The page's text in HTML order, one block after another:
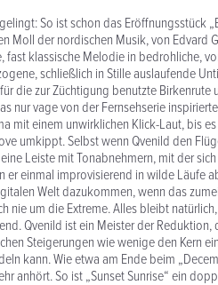
So ist schon das Eröffnungsstück
Moll der nordischen Musik, von Edvard
fast klassische Melodie in bedrohliche,
schließlich in Stille auslaufende
die zur Züchtigung benutzte Birkenrute
nur vage von der Fernsehserie
mit einem unwirklichen Klick-Laut, bis
umkippt. Selbst wenn Qvenild den
Leiste mit Tonabnehmern, mit der
er einmal improvisierend in wilde Läufe
Welt dazukommen, wenn das
nie um die Extreme. Alles bleibt
Qvenild ist ein Meister der
Steigerungen wie wenige den Kern
kann. Wie etwa am Ende beim
anhört. So ist „Sunset Sunrise“ ein